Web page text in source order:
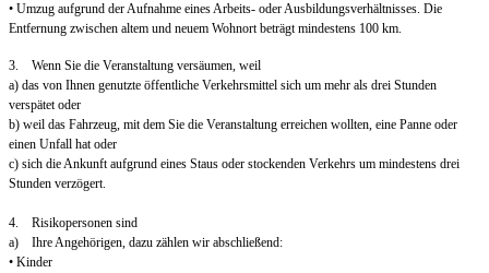
• Umzug aufgrund der Aufnahme eines Arbeits- oder Ausbildungsverhältnisses. Die
Entfernung zwischen altem und neuem Wohnort beträgt mindestens 100 km.
3. Wenn Sie die Veranstaltung versäumen, weil
a) das von Ihnen genutzte öffentliche Verkehrsmittel sich um mehr als drei Stunden
verspätet oder
b) weil das Fahrzeug, mit dem Sie die Veranstaltung erreichen wollten, eine Panne oder
einen Unfall hat oder
c) sich die Ankunft aufgrund eines Staus oder stockenden Verkehrs um mindestens drei
Stunden verzögert.
4. Risikopersonen sind
a) Ihre Angehörigen, dazu zählen wir abschließend:
• Kinder